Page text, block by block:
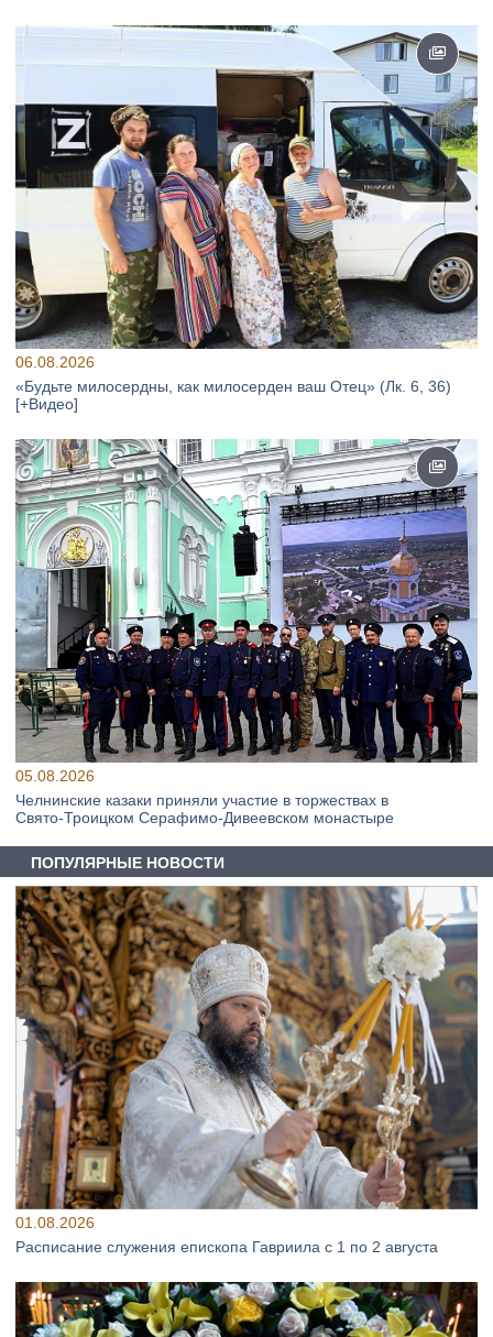
06.08.2026
«Будьте милосердны, как милосерден ваш Отец» (Лк. 6, 36)
[+Видео]
05.08.2026
Челнинские казаки приняли участие в торжествах в
Свято‑Троицком Серафимо‑Дивеевском монастыре
ПОПУЛЯРНЫЕ НОВОСТИ
01.08.2026
Расписание служения епископа Гавриила с 1 по 2 августа